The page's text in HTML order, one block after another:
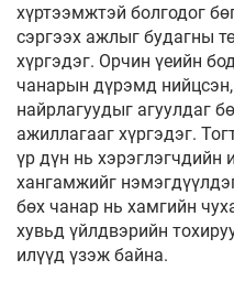
хүртээмжтэй болгодог
сэргээх ажлыг будагны
хүргэдэг. Орчин үеийн
чанарын дүрэмд
найрлагуудыг агуулдаг
ажиллагааг хүргэдэг.
үр дүн нь хэрэглэгчдийн
хангамжийг
бөх чанар нь хамгийн
хувьд үйлдвэрийн
илүүд үзэж байна.